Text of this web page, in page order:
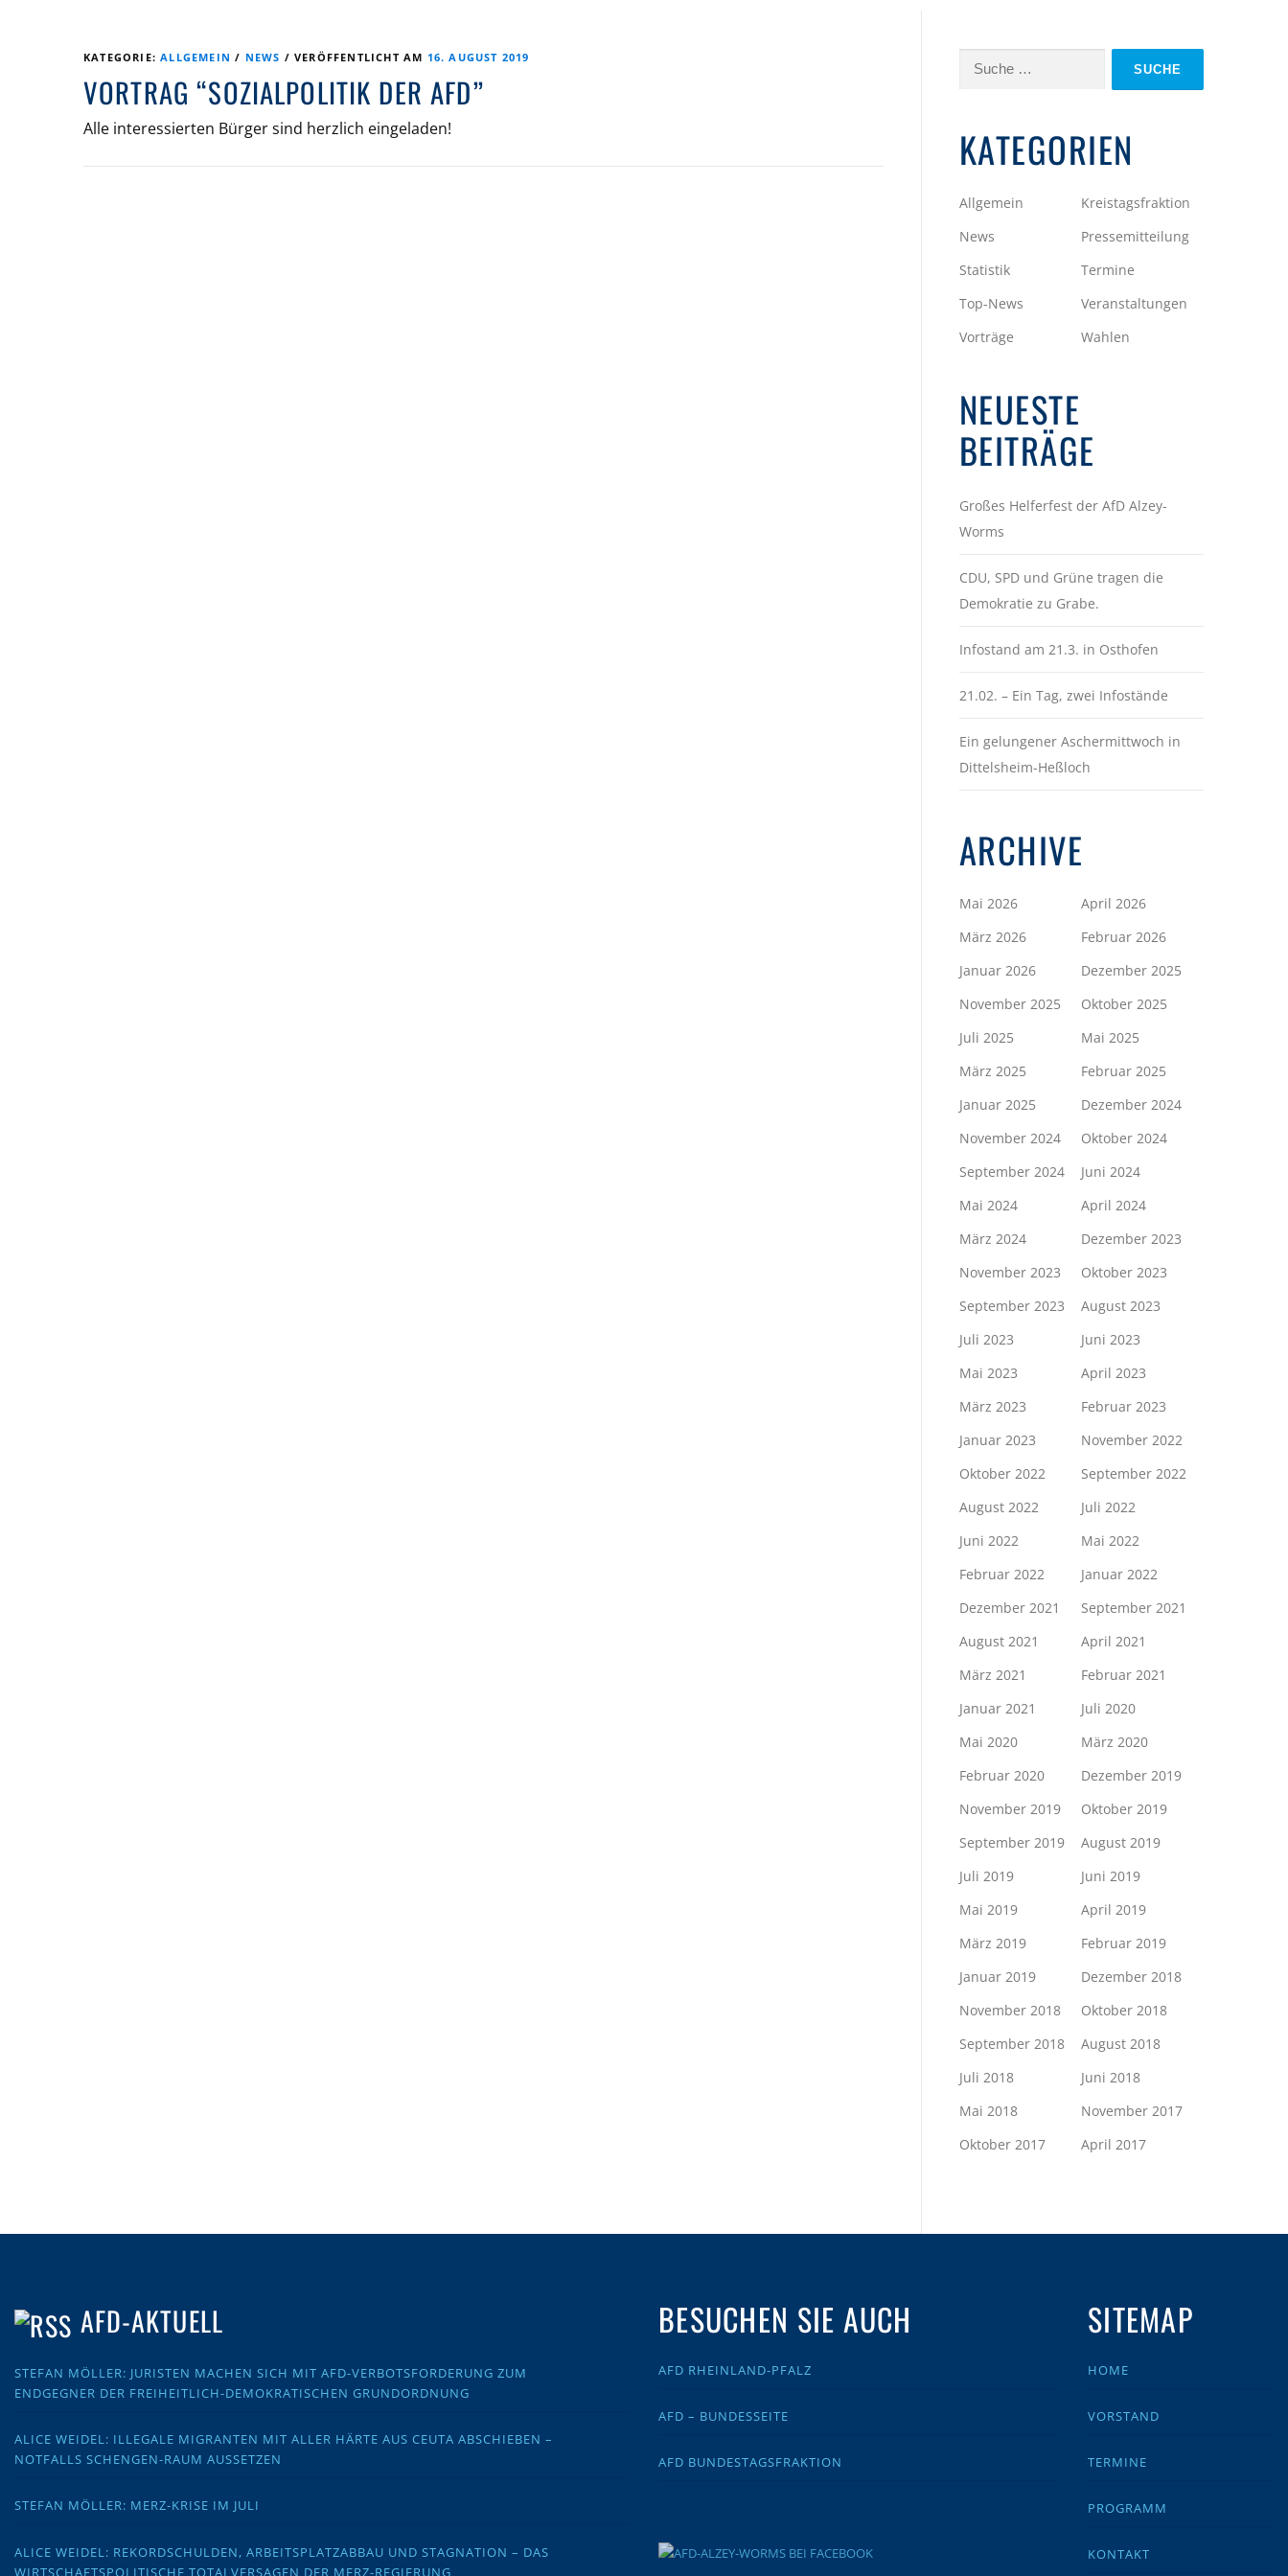
KATEGORIE:ALLGEMEIN / NEWS /VERÖFFENTLICHT AM 16. AUGUST 2019
VORTRAG “SOZIALPOLITIK DER AFD”
Alle interessierten Bürger sind herzlich eingeladen!
Suche
KATEGORIEN
Allgemein
Kreistagsfraktion
News
Pressemitteilung
Statistik
Termine
Top-News
Veranstaltungen
Vorträge
Wahlen
NEUESTE
BEITRÄGE
Großes Helferfest der AfD Alzey-
Worms
CDU, SPD und Grüne tragen die
Demokratie zu Grabe.
Infostand am 21.3. in Osthofen
21.02. – Ein Tag, zwei Infostände
Ein gelungener Aschermittwoch in
Dittelsheim-Heßloch
ARCHIVE
Mai 2026
April 2026
März 2026
Februar 2026
Januar 2026
Dezember 2025
November 2025
Oktober 2025
Juli 2025
Mai 2025
März 2025
Februar 2025
Januar 2025
Dezember 2024
November 2024
Oktober 2024
September 2024
Juni 2024
Mai 2024
April 2024
März 2024
Dezember 2023
November 2023
Oktober 2023
September 2023
August 2023
Juli 2023
Juni 2023
Mai 2023
April 2023
März 2023
Februar 2023
Januar 2023
November 2022
Oktober 2022
September 2022
August 2022
Juli 2022
Juni 2022
Mai 2022
Februar 2022
Januar 2022
Dezember 2021
September 2021
August 2021
April 2021
März 2021
Februar 2021
Januar 2021
Juli 2020
Mai 2020
März 2020
Februar 2020
Dezember 2019
November 2019
Oktober 2019
September 2019
August 2019
Juli 2019
Juni 2019
Mai 2019
April 2019
März 2019
Februar 2019
Januar 2019
Dezember 2018
November 2018
Oktober 2018
September 2018
August 2018
Juli 2018
Juni 2018
Mai 2018
November 2017
Oktober 2017
April 2017
AFD-AKTUELL
STEFAN MÖLLER: JURISTEN MACHEN SICH MIT AFD-VERBOTSFORDERUNG ZUM
ENDGEGNER DER FREIHEITLICH-DEMOKRATISCHEN GRUNDORDNUNG
ALICE WEIDEL: ILLEGALE MIGRANTEN MIT ALLER HÄRTE AUS CEUTA ABSCHIEBEN –
NOTFALLS SCHENGEN-RAUM AUSSETZEN
STEFAN MÖLLER: MERZ-KRISE IM JULI
ALICE WEIDEL: REKORDSCHULDEN, ARBEITSPLATZABBAU UND STAGNATION – DAS
WIRTSCHAFTSPOLITISCHE TOTALVERSAGEN DER MERZ-REGIERUNG
BESUCHEN SIE AUCH
AFD RHEINLAND-PFALZ
AFD – BUNDESSEITE
AFD BUNDESTAGSFRAKTION
SITEMAP
HOME
VORSTAND
TERMINE
PROGRAMM
KONTAKT